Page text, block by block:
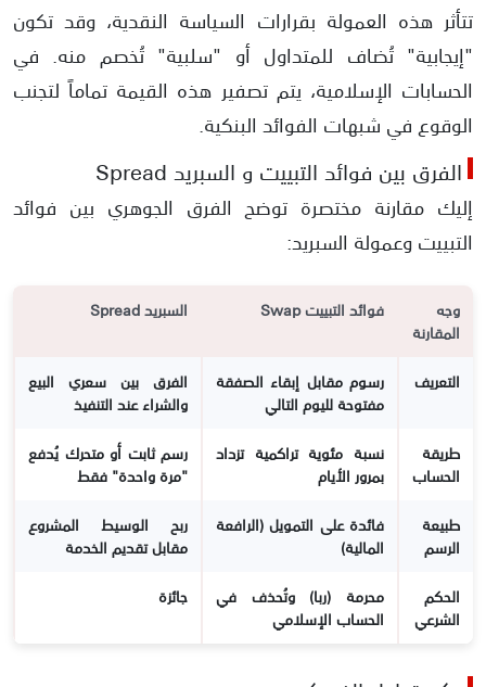
​تتأثر هذه العمولة بقرارات السياسة النقدية، وقد تكون
"إيجابية" تُضاف للمتداول أو "سلبية" تُخصم منه. في
الحسابات الإسلامية، يتم تصفير هذه القيمة تماماً لتجنب
الوقوع في شبهات الفوائد البنكية.
​الفرق بين فوائد التبييت و السبريد Spread
إليك مقارنة مختصرة توضح الفرق الجوهري بين فوائد
التبييت وعمولة السبريد:
وجه
المقارنة
فوائد التبييت Swap السبريد Spread
التعريف
رسوم مقابل إبقاء الصفقة
مفتوحة لليوم التالي
الفرق بين سعري البيع
والشراء عند التنفيذ
طريقة
الحساب
نسبة مئوية تراكمية تزداد
بمرور الأيام
رسم ثابت أو متحرك يُدفع
"مرة واحدة" فقط
طبيعة
الرسم
فائدة على التمويل (الرافعة
المالية)
ربح الوسيط المشروع
مقابل تقديم الخدمة
الحكم
الشرعي
محرمة (ربا) وتُحذف في
الحساب الإسلامي
جائزة